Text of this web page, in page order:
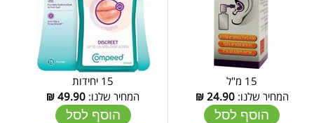
15 מ"ל
המחיר שלנו:24.90
₪
הוסף לסל
15 יחידות
המחיר שלנו: 49.90
₪
הוסף לסל